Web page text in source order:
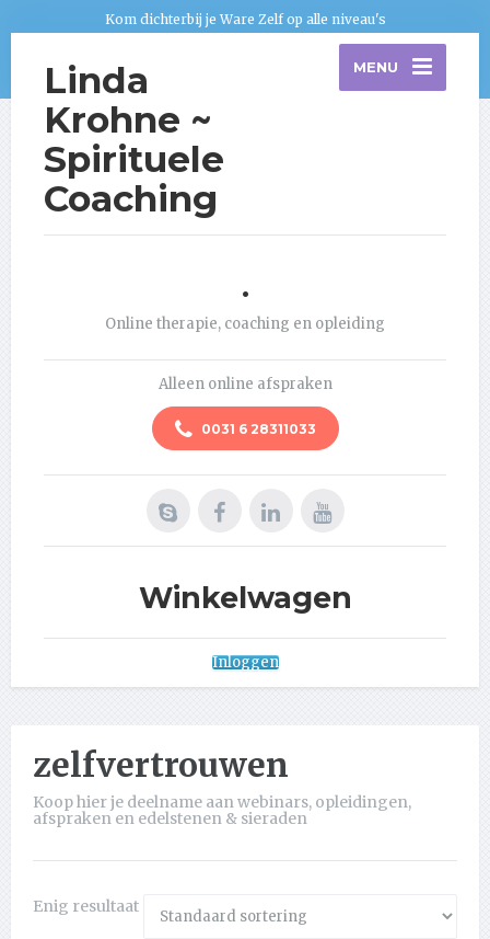
Kom dichterbij je Ware Zelf op alle niveau's
Linda
Krohne ~
Spirituele
Coaching
MENU
.
Online therapie, coaching en opleiding
Alleen online afspraken
0031 6 28311033
Winkelwagen
Inloggen
zelfvertrouwen
Koop hier je deelname aan webinars, opleidingen,
afspraken en edelstenen & sieraden
Enig resultaat